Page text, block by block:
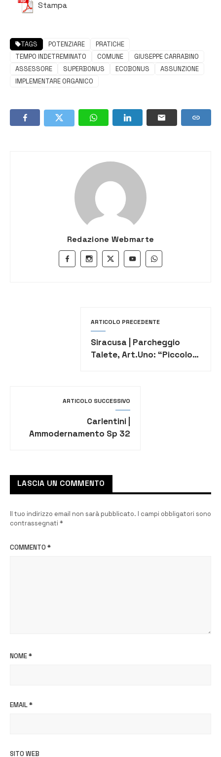
Stampa
TAGS POTENZIARE
PRATICHE
TEMPO INDETREMINATO
COMUNE
GIUSEPPE CARRABINO
ASSESSORE
SUPERBONUS ECOBONUS
ASSUNZIONE
IMPLEMENTARE ORGANICO
Redazione Webmarte
ARTICOLO PRECEDENTE
Siracusa | Parcheggio
Talete, Art.Uno: “Piccolo
ARTICOLO SUCCESSIVO
Carlentini |
Ammodernamento Sp 32
LASCIA UN COMMENTO
Il tuo indirizzo email non sarà pubblicato. I campi obbligatori sono
contrassegnati *
COMMENTO *
NOME*
EMAIL*
SITO WEB